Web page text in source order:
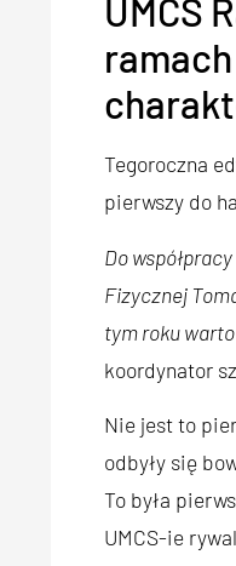
UMCS
Tegoroczna
pierwszy do
Do
Fizycznej
tym roku
koordynator
Nie jest to
odbyły się
To była
UMCS-ie